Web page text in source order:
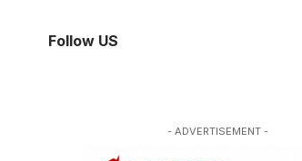
Follow US
- ADVERTISEMENT -